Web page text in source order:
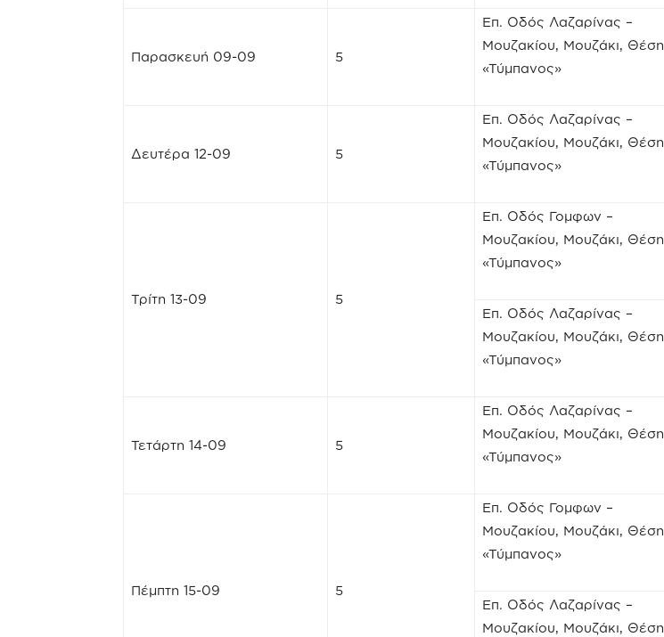
Παρασκευή 09-09 5
Επ. Οδός Λαζαρίνας –
Μουζακίου, Μουζάκι, Θέση
«Τύμπανος»
Δευτέρα 12-09 5
Επ. Οδός Λαζαρίνας –
Μουζακίου, Μουζάκι, Θέση
«Τύμπανος»
Τρίτη 13-09 5
Επ. Οδός Γομφων –
Μουζακίου, Μουζάκι, Θέση
«Τύμπανος»
Επ. Οδός Λαζαρίνας –
Μουζακίου, Μουζάκι, Θέση
«Τύμπανος»
Τετάρτη 14-09 5
Επ. Οδός Λαζαρίνας –
Μουζακίου, Μουζάκι, Θέση
«Τύμπανος»
Πέμπτη 15-09 5
Επ. Οδός Γομφων –
Μουζακίου, Μουζάκι, Θέση
«Τύμπανος»
Επ. Οδός Λαζαρίνας –
Μουζακίου, Μουζάκι, Θέση